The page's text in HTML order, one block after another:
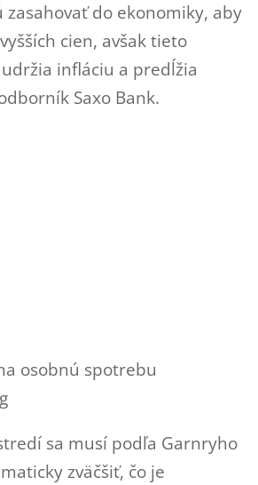
do ekonomiky, aby
cien, avšak tieto
infláciu a predĺžia
Saxo Bank.
osobnú spotrebu
sa musí podľa Garnryho
zväčšiť, čo je